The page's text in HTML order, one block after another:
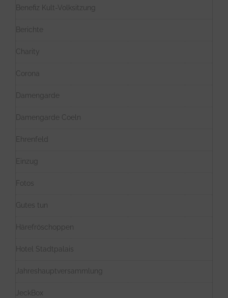
Benefiz Kult-Volksitzung
Berichte
Charity
Corona
Damengarde
Damengarde Coeln
Ehrenfeld
Einzug
Fotos
Gutes tun
Härefröschoppen
Hotel Stadtpalais
Jahreshauptversammlung
JeckBox